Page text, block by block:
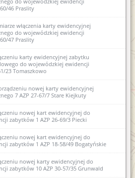
46 Praslity
włączenia karty ewidencyjnej
do wojewódzkiej ewidencji
47 Praslity
karty ewidencyjnej zabytku
do wojewódzkiej ewidencji
23 Tomaszkowo
nowej karty ewidencyjnej
7 AZP 27-67/7 Stare Kiejkuty
nowej kart ewidencyjnej do
zabytków 1 AZP 26-69/3 Piecki
nowej kart ewidencyjnej do
zabytków 1 AZP 18-58/49 Bogatyńskie
nowej karty ewidencyjnej do
zabytków 10 AZP 30-57/35 Grunwald